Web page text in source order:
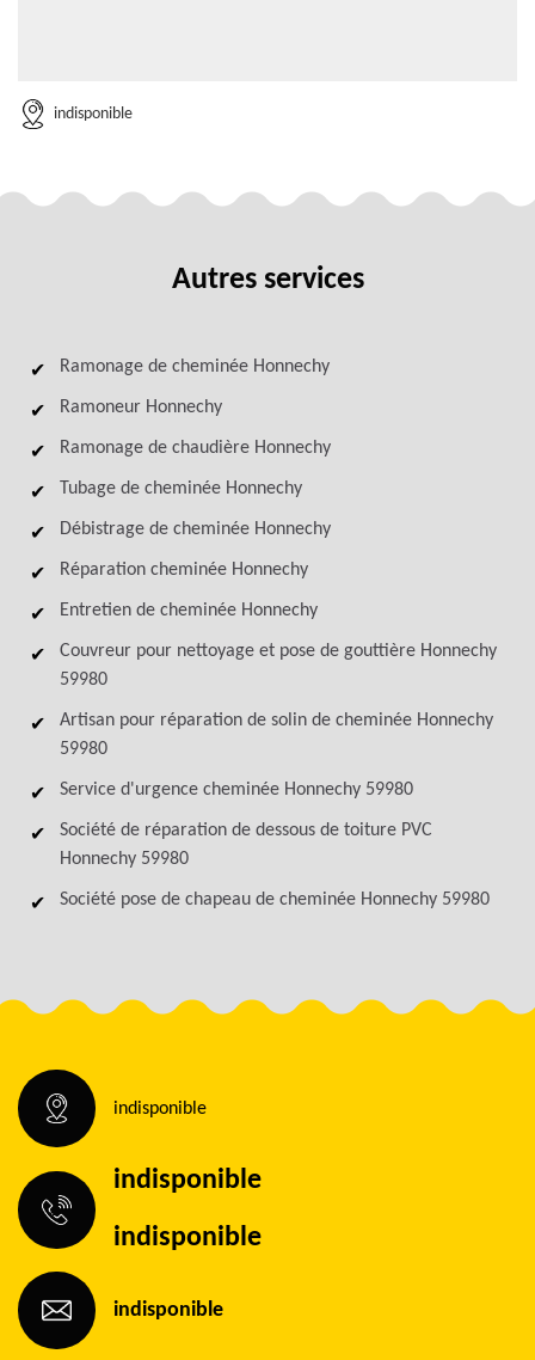
indisponible
Autres services
Ramonage de cheminée Honnechy
Ramoneur Honnechy
Ramonage de chaudière Honnechy
Tubage de cheminée Honnechy
Débistrage de cheminée Honnechy
Réparation cheminée Honnechy
Entretien de cheminée Honnechy
Couvreur pour nettoyage et pose de gouttière Honnechy
59980
Artisan pour réparation de solin de cheminée Honnechy
59980
Service d'urgence cheminée Honnechy 59980
Société de réparation de dessous de toiture PVC
Honnechy 59980
Société pose de chapeau de cheminée Honnechy 59980
indisponible
indisponible
indisponible
indisponible